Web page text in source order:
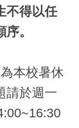
不得以任
。
本校暑休
請於週一